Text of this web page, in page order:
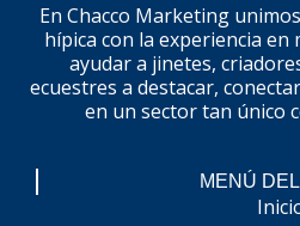
En Chacco Marketing
hípica con la experiencia
ayudar a jinetes,
ecuestres a destacar,
en un sector tan único
MENÚ